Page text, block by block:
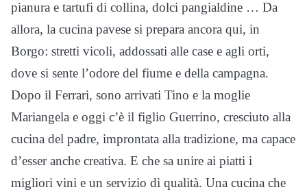
pianura e tartufi di collina, dolci pangialdine … Da
allora, la cucina pavese si prepara ancora qui, in
Borgo: stretti vicoli, addossati alle case e agli orti,
dove si sente l’odore del fiume e della campagna.
Dopo il Ferrari, sono arrivati Tino e la moglie
Mariangela e oggi c’è il figlio Guerrino, cresciuto alla
cucina del padre, improntata alla tradizione, ma capace
d’esser anche creativa. E che sa unire ai piatti i
migliori vini e un servizio di qualità. Una cucina che